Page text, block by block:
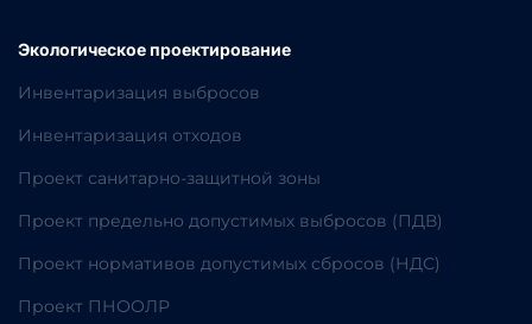
Экологическое проектирование
Инвентаризация выбросов
Инвентаризация отходов
Проект санитарно-защитной зоны
Проект предельно допустимых выбросов (ПДВ)
Проект нормативов допустимых сбросов (НДС)
Проект ПНООЛР